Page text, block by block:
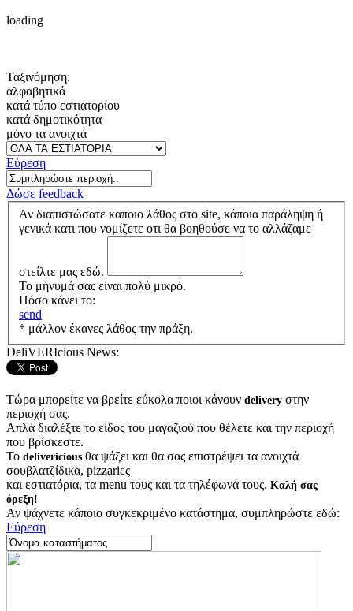
loading
Ταξινόμηση:
αλφαβητικά
κατά τύπο εστιατορίου
κατά δημοτικότητα
μόνο τα ανοιχτά
Εύρεση
Δώσε feedback
Αν διαπιστώσατε καποιο λάθος στο site, κάποια παράληψη ή
γενικά κατι που νομίζετε οτι θα βοηθούσε να το αλλάζαμε
στείλτε μας εδώ.
Το μήνυμά σας είναι πολύ μικρό.
Πόσο κάνει το:
send
* μάλλον έκανες λάθος την πράξη.
DeliVERIcious News:
Τώρα μπορείτε να βρείτε εύκολα ποιοι κάνουν delivery στην
περιοχή σας.
Απλά διαλέξτε το είδος του μαγαζιού που θέλετε και την περιοχή
που βρίσκεστε.
Το delivericious θα ψάξει και θα σας επιστρέψει τα ανοιχτά
σουβλατζίδικα, pizzariες
και εστιατόρια, τα menu τους και τα τηλέφωνά τους. Καλή σας
όρεξη!
Αν ψάχνετε κάποιο συγκεκριμένο κατάστημα, συμπληρώστε εδώ:
Εύρεση